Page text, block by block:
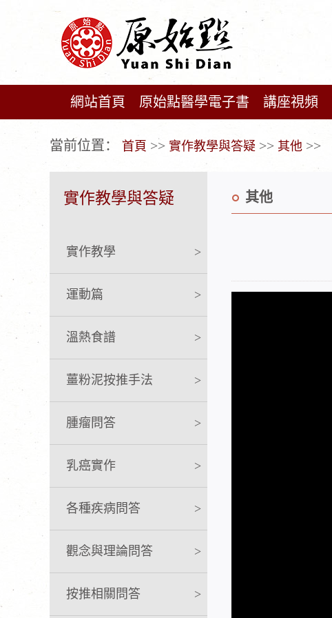
網站首頁 原始點醫學電子書 講座視頻
當前位置： 首頁 >> 實作教學與答疑 >> 其他 >>
實作教學與答疑
實作教學 >
運動篇 >
溫熱食譜 >
薑粉泥按推手法 >
腫瘤問答 >
乳癌實作 >
各種疾病問答 >
觀念與理論問答 >
按推相關問答 >
其他